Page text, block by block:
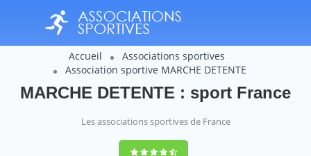
Accueil
Associations sportives
Association sportive MARCHE DETENTE
MARCHE DETENTE : sport France
Les associations sportives de France